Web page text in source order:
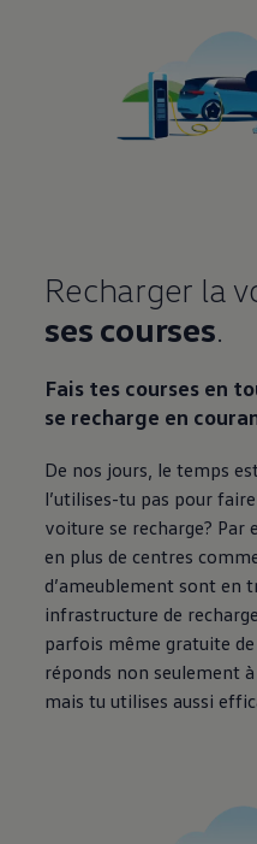
Recharger la
ses courses.
Fais tes courses en
se recharge en
De nos jours, le temps
l’utilises-tu pas pour
voiture se recharge? Par
en plus de centres
d’ameublement sont en
infrastructure de
parfois même gratuite
réponds non seulement
mais tu utilises aussi